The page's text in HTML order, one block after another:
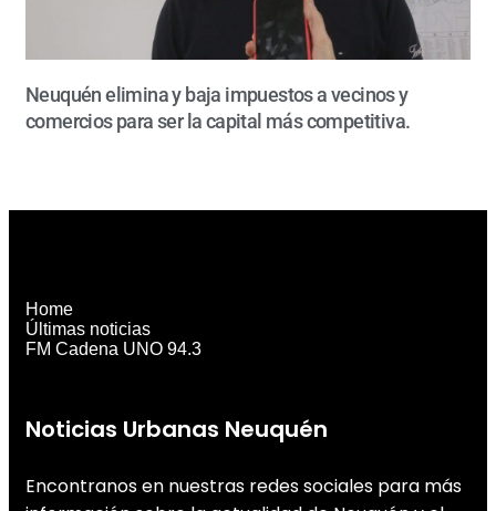
Neuquén elimina y baja impuestos a vecinos y
comercios para ser la capital más competitiva.
Noticias Urbanas Neuquén
Encontranos en nuestras redes sociales para más
Home
Últimas noticias
FM Cadena UNO 94.3